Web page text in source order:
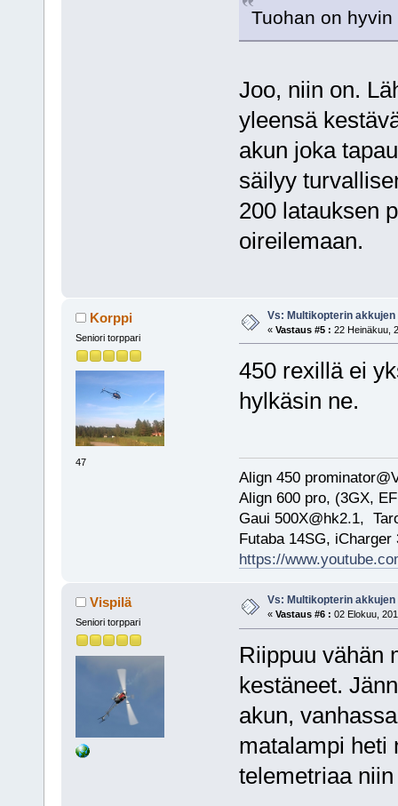
Tuohan on
Joo, niin on.
yleensä
akun joka
säilyy
200 latauksen
oireilemaan.
Korppi
Seniori torppari
47
Vs: Multikopterin
« Vastaus #5 : 22 Heinäkuu,
450 rexillä ei
hylkäsin ne.
Align 450
Align 600 pro, (3GX,
Gaui 500X@hk2.1,
Futaba 14SG, iCharger
https://
Vispilä
Seniori torppari
Vs: Multikopterin
« Vastaus #6 : 02 Elokuu,
Riippuu vähän
kestäneet.
akun,
matalampi heti
telemetriaa